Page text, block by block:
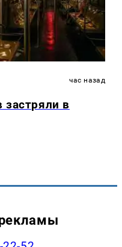
час назад
застряли в